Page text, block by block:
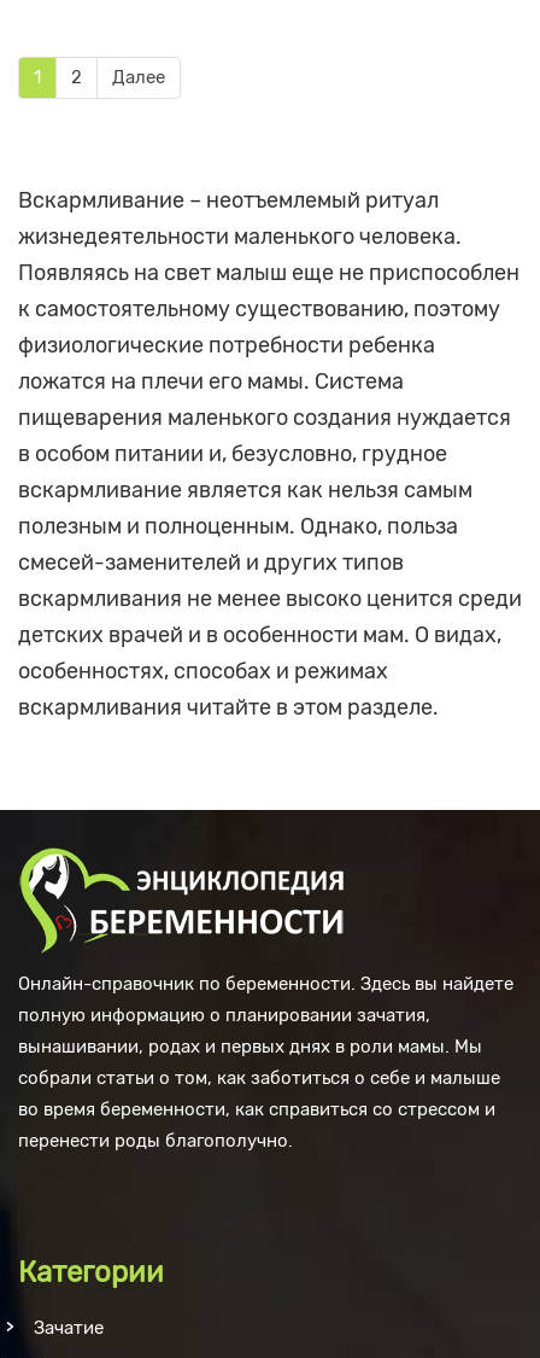
1 2 Далее
Вскармливание – неотъемлемый ритуал
жизнедеятельности маленького человека.
Появляясь на свет малыш еще не приспособлен
к самостоятельному существованию, поэтому
физиологические потребности ребенка
ложатся на плечи его мамы. Система
пищеварения маленького создания нуждается
в особом питании и, безусловно, грудное
вскармливание является как нельзя самым
полезным и полноценным. Однако, польза
смесей-заменителей и других типов
вскармливания не менее высоко ценится среди
детских врачей и в особенности мам. О видах,
особенностях, способах и режимах
вскармливания читайте в этом разделе.
Онлайн-справочник по беременности. Здесь вы найдете
полную информацию о планировании зачатия,
вынашивании, родах и первых днях в роли мамы. Мы
собрали статьи о том, как заботиться о себе и малыше
во время беременности, как справиться со стрессом и
перенести роды благополучно.
Категории
Зачатие